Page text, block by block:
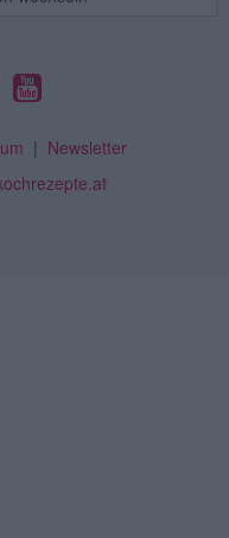
| Newsletter